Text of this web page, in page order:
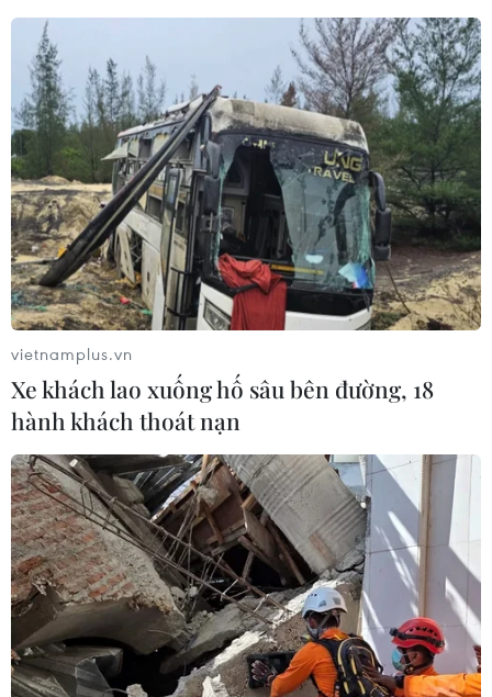
TIN CÙNG CHUYÊN MỤC
Cuộc tìm kiếm và vá lại những 'trái
tim lỗi '
07/08/2026 04:03
vietnamplus.vn
Xe khách lao xuống hố sâu bên đường, 18
hành khách thoát nạn